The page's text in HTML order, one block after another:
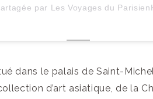
dans le palais de Saint-
d’art asiatique, de la